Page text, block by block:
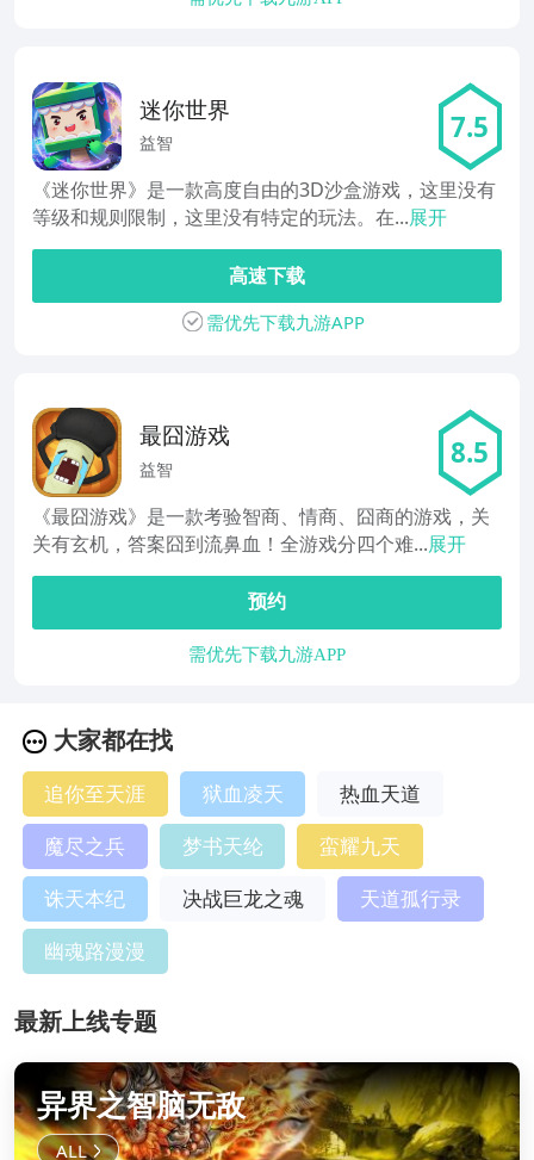
迷你世界
益智 7.5
《迷你世界》是一款高度自由的3D沙盒游戏，这里没有
等级和规则限制，这里没有特定的玩法。在...展开
高速下载
需优先下载九游APP
最囧游戏
益智 8.5
《最囧游戏》是一款考验智商、情商、囧商的游戏，关
关有玄机，答案囧到流鼻血！全游戏分四个难...展开
预约
需优先下载九游APP
大家都在找
追你至天涯 狱血凌天
热血天道
魔尽之兵
梦书天纶
蛮耀九天
诛天本纪
决战巨龙之魂
天道孤行录
幽魂路漫漫
最新上线专题
异界之智脑无敌